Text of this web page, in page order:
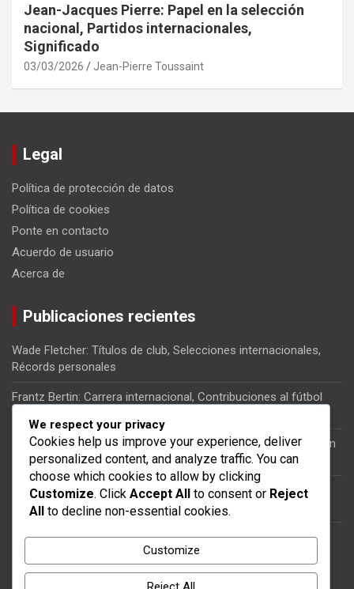
Jean-Jacques Pierre: Papel en la selección
nacional, Partidos internacionales,
Significado
03/03/2026 Jean-Pierre Toussaint
Legal
Política de protección de datos
Política de cookies
Ponte en contacto
Acuerdo de usuario
Acerca de
Publicaciones recientes
Wade Fletcher: Títulos de club, Selecciones internacionales,
Récords personales
Frantz Bertin: Carrera internacional, Contribuciones al fútbol
Kervens Belfort: Carrera internacional, Impacto en la selección
nacional, Partidos clave
Jean-Jacques Pierre: Papel en la selección nacional, Partidos
internacionales, Significado
Gerard Givens: Historia de vida, Trayectoria futbolística,
We respect your privacy
Cookies help us improve your experience, deliver
personalized content, and analyze traffic. You can
choose which cookies to allow by clicking
Customize. Click Accept All to consent or Reject
All to decline non-essential cookies.
Customize